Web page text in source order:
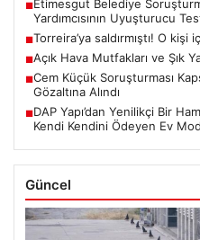
■Etimesgut Belediye
Yardımcısının Uyuşturucu
■Torreira’ya saldırmıştı! O
■Açık Hava Mutfakları ve Şık
■Cem Küçük Soruşturması
Gözaltına Alındı
■DAP Yapı’dan Yenilikçi Bir
Kendi Kendini Ödeyen Ev
Güncel